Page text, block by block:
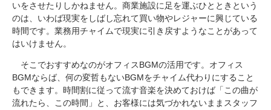
いをさせたりしかねません。商業施設に足を運ぶひとときという
のは、いわば現実をしばし忘れて買い物やレジャーに興じている
時間です。業務用チャイムで現実に引き戻すようなことがあって
はいけません。
そこでおすすめなのがオフィスBGMの活用です。オフィス
BGMならば、何の変哲もないBGMをチャイム代わりにすること
もできます。時間割に従って流す音楽を決めておけば「この曲が
流れたら、この時間」と、お客様には気づかれないままスタッフ